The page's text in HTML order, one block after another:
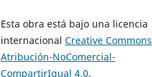
Esta obra está bajo una licencia
internacional Creative Commons
Atribución-NoComercial-
CompartirIgual 4.0.